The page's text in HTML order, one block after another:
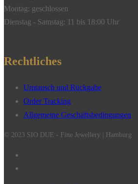
Montag: geschlossen
Dienstag - Samstag: 11 bis 18:00 Uhr
Rechtliches
Umtausch und Rückgabe
Order Tracking
Allgemeine Geschäftsbedingungen
© 2023 SIO DUE - Fine Jewellery | Hamburg